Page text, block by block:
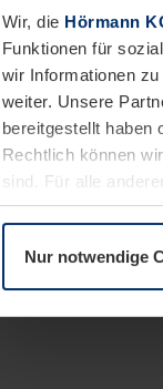
Wir, die Hörmann
Funktionen für
wir Informationen
weiter. Unsere
bereitgestellt haben
Rechtlich können
sind. Für alle
Erläuterung auf der
Nur notwendige